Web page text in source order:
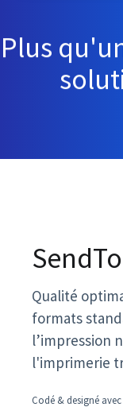
Plus
SendTo
Qualité
formats
l’impression
l'imprimerie
Codé & designé